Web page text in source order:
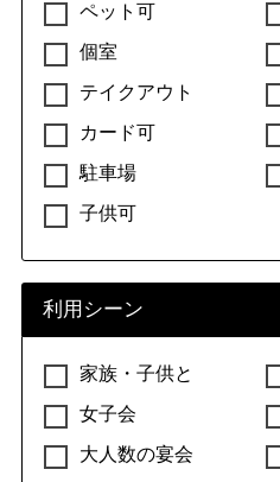
ペット可
個室
テイクアウト
カード可
駐車場
子供可
利用シーン
家族・子供と
女子会
大人数の宴会